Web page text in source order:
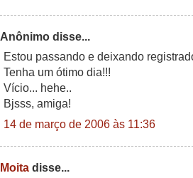
Anônimo disse...
Estou passando e deixando
Tenha um ótimo dia!!!
Vício... hehe..
Bjsss, amiga!
14 de março de 2006 às 11:36
Moita disse...